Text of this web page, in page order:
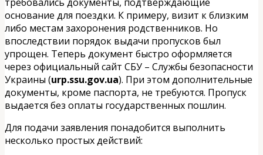
основание для поездки. К примеру, визит к близким
либо местам захоронения родственников. Но
впоследствии порядок выдачи пропусков был
упрощен. Теперь документ быстро оформляется
через официальный сайт СБУ – Службы безопасности
Украины (urp.ssu.gov.ua). При этом дополнительные
документы, кроме паспорта, не требуются. Пропуск
выдается без оплаты государственных пошлин.
Для подачи заявления понадобится выполнить
несколько простых действий: